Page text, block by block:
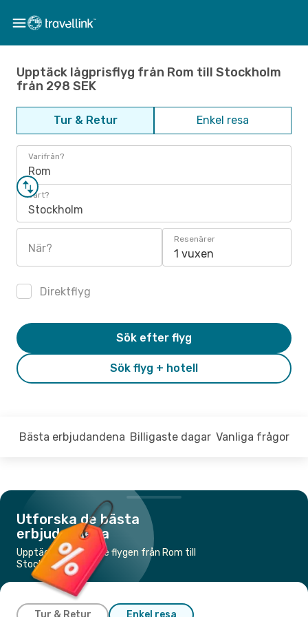
Upptäck lågprisflyg från Rom till Stockholm
från 298 SEK
Tur & Retur Enkel resa
Varifrån?
Rom
Vart?
Stockholm
När?
Resenärer
1 vuxen
Direktflyg
Sök flyg + hotell
Sök efter flyg
Bästa erbjudandena Billigaste dagar Vanliga frågor
Utforska de bästa
erbjudandena
Upptäck de billigaste flygen från Rom till
Stockholm
Tur & Retur Enkel resa